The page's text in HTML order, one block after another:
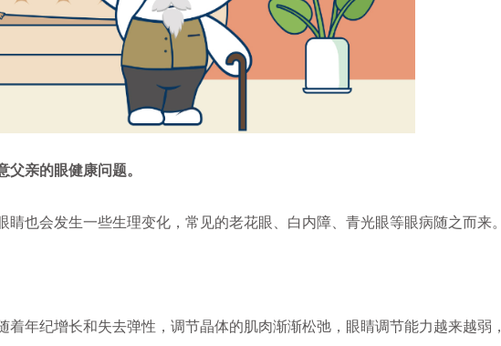
父亲的眼健康问题。
会发生一些生理变化，常见的老花眼、白内障、青光眼等眼病随之而来。
纪增长和失去弹性，调节晶体的肌肉渐渐松弛，眼睛调节能力越来越弱，